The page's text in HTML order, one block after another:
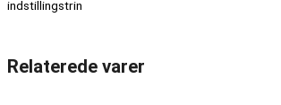
indstillingstrin
Relaterede varer